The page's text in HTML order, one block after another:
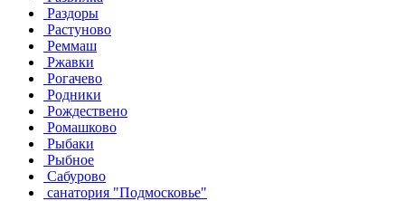
Раздоры
Растуново
Реммаш
Ржавки
Рогачево
Родники
Рождествено
Ромашково
Рыбаки
Рыбное
Сабурово
санатория "Подмосковье"